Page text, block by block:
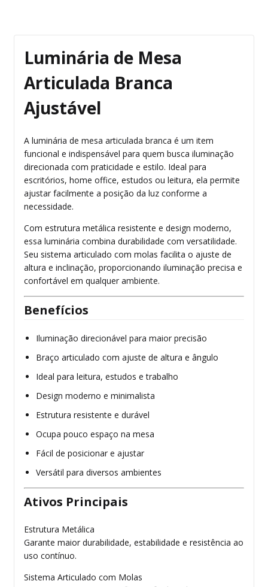
Luminária de Mesa
Articulada Branca
Ajustável
A luminária de mesa articulada branca é um item
funcional e indispensável para quem busca iluminação
direcionada com praticidade e estilo. Ideal para
escritórios, home office, estudos ou leitura, ela permite
ajustar facilmente a posição da luz conforme a
necessidade.
Com estrutura metálica resistente e design moderno,
essa luminária combina durabilidade com versatilidade.
Seu sistema articulado com molas facilita o ajuste de
altura e inclinação, proporcionando iluminação precisa e
confortável em qualquer ambiente.
Benefícios
Iluminação direcionável para maior precisão
Braço articulado com ajuste de altura e ângulo
Ideal para leitura, estudos e trabalho
Design moderno e minimalista
Estrutura resistente e durável
Ocupa pouco espaço na mesa
Fácil de posicionar e ajustar
Versátil para diversos ambientes
Ativos Principais
Estrutura Metálica
Garante maior durabilidade, estabilidade e resistência ao
uso contínuo.
Sistema Articulado com Molas